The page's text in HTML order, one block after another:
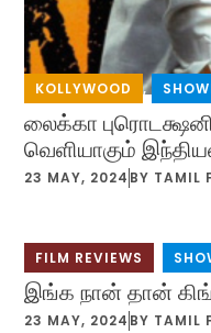
KOLLYWOOD ,
லைக்கா
வெளியாகும்
23 MAY, 2024 BY TAMIL
FILM REVIEWS
இங்க நான் தான் கிங்
23 MAY, 2024 BY TAMIL